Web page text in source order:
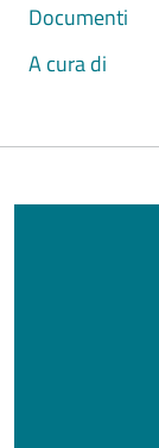
Documenti
A cura di